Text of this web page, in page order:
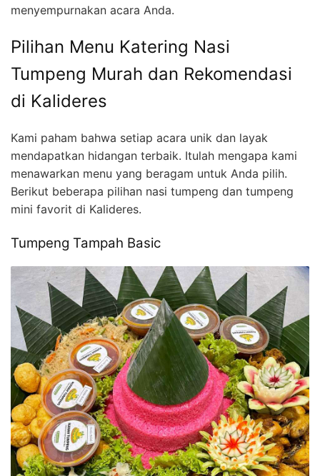
menyempurnakan acara Anda.
Pilihan Menu Katering Nasi
Tumpeng Murah dan Rekomendasi
di Kalideres
Kami paham bahwa setiap acara unik dan layak
mendapatkan hidangan terbaik. Itulah mengapa kami
menawarkan menu yang beragam untuk Anda pilih.
Berikut beberapa pilihan nasi tumpeng dan tumpeng
mini favorit di Kalideres.
Tumpeng Tampah Basic